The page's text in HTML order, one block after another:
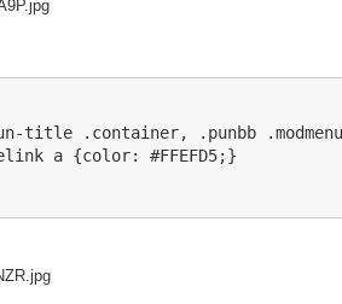
title .container, .punbb
a {color: #FFEFD5;}